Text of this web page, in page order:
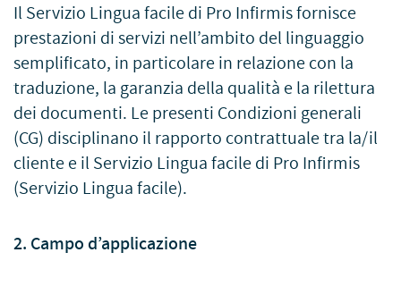
Il Servizio Lingua facile di Pro Infirmis fornisce
prestazioni di servizi nell’ambito del linguaggio
semplificato, in particolare in relazione con la
traduzione, la garanzia della qualità e la rilettura
dei documenti. Le presenti Condizioni generali
(CG) disciplinano il rapporto contrattuale tra la/il
cliente e il Servizio Lingua facile di Pro Infirmis
(Servizio Lingua facile).
2. Campo d’applicazione